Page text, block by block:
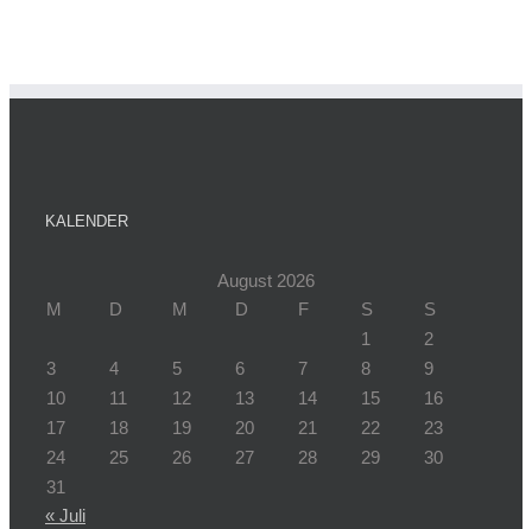
KALENDER
August 2026
M
D M D F S
S
1
2
3
4 5 6 7 8
9
10
11 12 13 14 15
16
17
18 19 20 21 22
23
24
25 26 27 28 29
30
31
« Juli